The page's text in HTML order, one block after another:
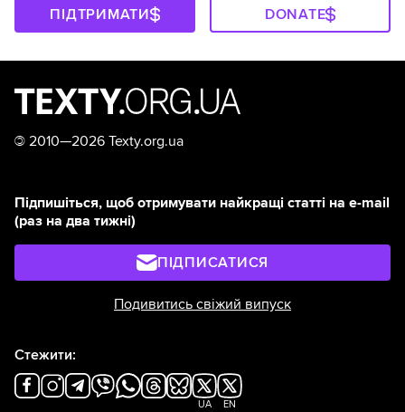
ПІДТРИМАТИ DONATE
© 2010—2026 Texty.org.ua
Підпишіться, щоб отримувати найкращі статті на e-mail
(раз на два тижні)
ПІДПИСАТИСЯ
Подивитись свіжий випуск
Стежити:
UA EN